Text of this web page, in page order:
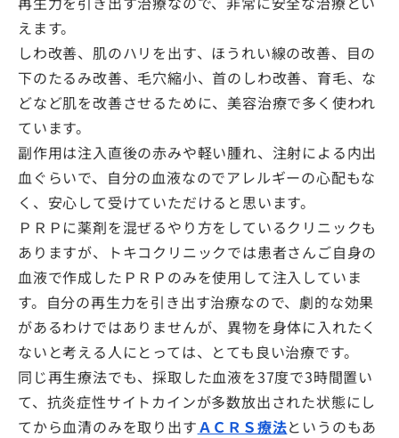
えます。
しわ改善、肌のハリを出す、ほうれい線の改善、目の
下のたるみ改善、毛穴縮小、首のしわ改善、育毛、な
どなど肌を改善させるために、美容治療で多く使われ
ています。
副作用は注入直後の赤みや軽い腫れ、注射による内出
血ぐらいで、自分の血液なのでアレルギーの心配もな
く、安心して受けていただけると思います。
ＰＲＰに薬剤を混ぜるやり方をしているクリニックも
ありますが、トキコクリニックでは患者さんご自身の
血液で作成したＰＲＰのみを使用して注入していま
す。自分の再生力を引き出す治療なので、劇的な効果
があるわけではありませんが、異物を身体に入れたく
ないと考える人にとっては、とても良い治療です。
同じ再生療法でも、採取した血液を37度で3時間置い
て、抗炎症性サイトカインが多数放出された状態にし
てから血清のみを取り出すＡＣＲＳ療法というのもあ